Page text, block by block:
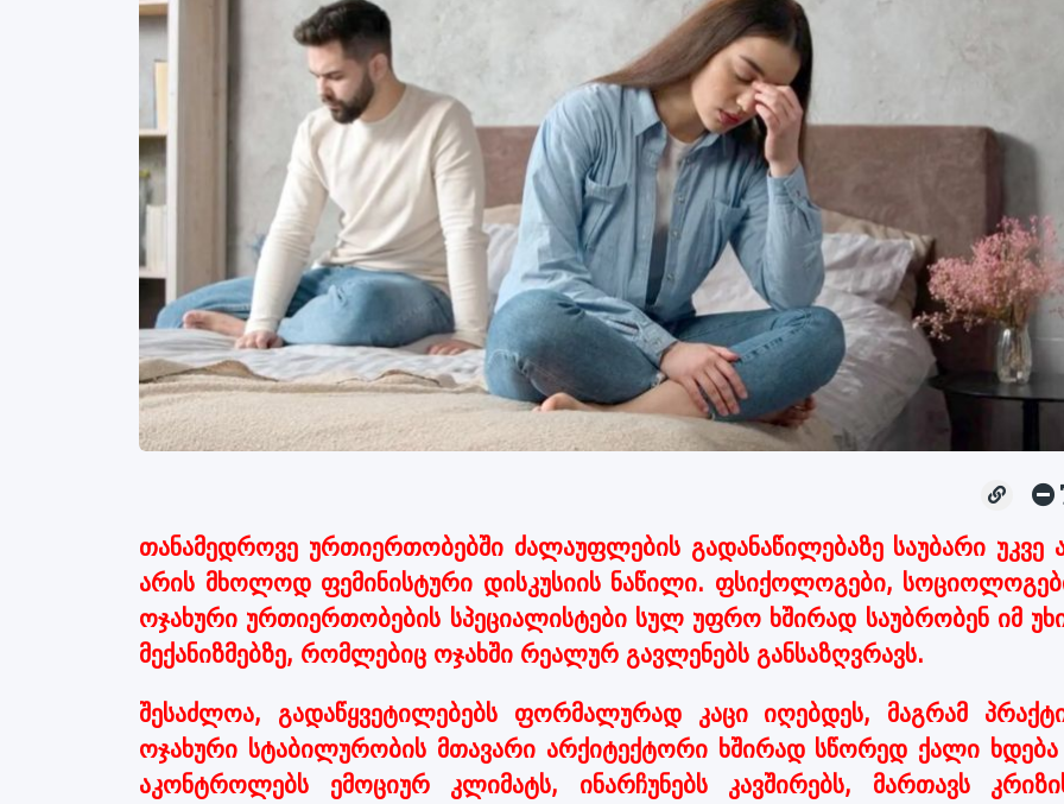
თანამედროვე ურთიერთობებში ძალაუფლების გადანაწილებაზე საუბარი უკვე
არის მხოლოდ ფემინისტური დისკუსიის ნაწილი. ფსიქოლოგები,
ოჯახური ურთიერთობების სპეციალისტები სულ უფრო ხშირად საუბრობენ იმ
მექანიზმებზე, რომლებიც ოჯახში რეალურ გავლენებს განსაზღვრავს.
შესაძლოა, გადაწყვეტილებებს ფორმალურად კაცი იღებდეს, მაგრამ
ოჯახური სტაბილურობის მთავარი არქიტექტორი ხშირად სწორედ ქალი ხდება
აკონტროლებს ემოციურ კლიმატს, ინარჩუნებს კავშირებს, მართავს